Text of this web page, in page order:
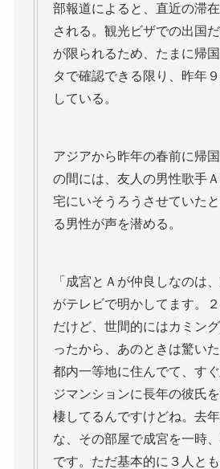
部報道によると、直近の滞
される。観光ビザでの出国
が限られるため、たまに帰
タで確認できる限り、昨年
している。
アジアから昨年の春前に帰
の間には、友人の男性歌手
宅にいそうろうさせていた
る男性が声を潜める。
「成宮とＡが仲良しなのは
がテレビで明かしてます。
だけど、世間的にはカミン
ったから、あのときは驚い
都内一等地に住んでて、す
ジマンションに長年の彼氏
棲してるんですけどね。去
な、その部屋で成宮を一時
です。ただ基本的に３人とも